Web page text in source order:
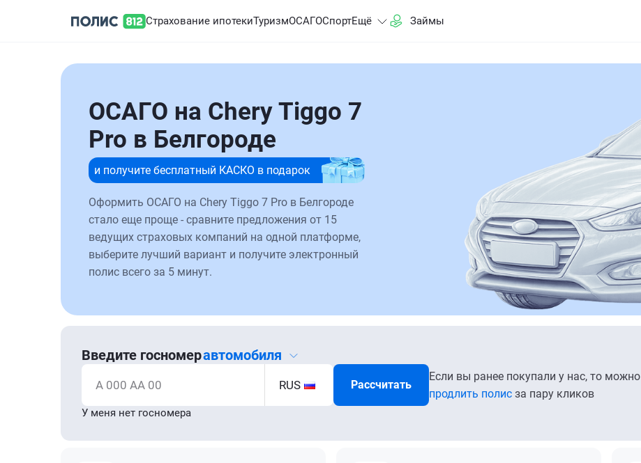
Страхование ипотекиТуризмОСАГОСпортЕщё Займы
ОСАГО на Chery Tiggo 7
Pro в Белгороде
и получите бесплатный КАСКО в подарок
Оформить ОСАГО на Chery Tiggo 7 Pro в Белгороде
стало еще проще - сравните предложения от 15
ведущих страховых компаний на одной платформе,
выберите лучший вариант и получите электронный
полис всего за 5 минут.
Введите госномеравтомобиля
А 000 АА 00 RUS Рассчитать
Если вы ранее покупали у нас, то можно
продлить полис за пару кликов
У меня нет госномера